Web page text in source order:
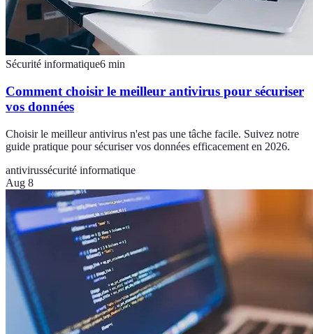
Sécurité informatique6 min
Comment choisir le meilleur antivirus pour sécuriser
vos données
Choisir le meilleur antivirus n'est pas une tâche facile. Suivez notre
guide pratique pour sécuriser vos données efficacement en 2026.
antivirussécurité informatique
Aug 8